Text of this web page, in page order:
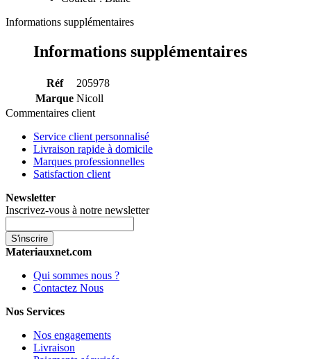
Informations supplémentaires
Informations supplémentaires
Réf
205978
Marque Nicoll
Commentaires client
Service client personnalisé
Livraison rapide à domicile
Marques professionnelles
Satisfaction client
Newsletter
Inscrivez-vous à notre newsletter
S'inscrire
Materiauxnet.com
Qui sommes nous ?
Contactez Nous
Nos Services
Nos engagements
Livraison